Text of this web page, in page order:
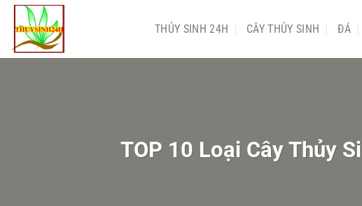
Chuyển
đến
dung
THỦY SINH 24H CÂY THỦY SINH ĐÁ
TOP 10 Loại Cây Thủy